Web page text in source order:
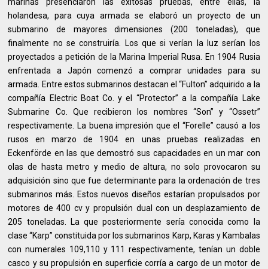
holandesa, para cuya armada se elaboró un proyecto de un
submarino de mayores dimensiones (200 toneladas), que
finalmente no se construiría. Los que si verían la luz serían los
proyectados a petición de la Marina Imperial Rusa. En 1904 Rusia
enfrentada a Japón comenzó a comprar unidades para su
armada. Entre estos submarinos destacan el “Fulton” adquirido a la
compañía Electric Boat Co. y el “Protector” a la compañía Lake
Submarine Co. Que recibieron los nombres “Son” y “Ossetr”
respectivamente. La buena impresión que el “Forelle” causó a los
rusos en marzo de 1904 en unas pruebas realizadas en
Eckenförde en las que demostró sus capacidades en un mar con
olas de hasta metro y medio de altura, no solo provocaron su
adquisición sino que fue determinante para la ordenación de tres
submarinos más. Estos nuevos diseños estarían propulsados por
motores de 400 cv y propulsión dual con un desplazamiento de
205 toneladas. La que posteriormente sería conocida como la
clase “Karp” constituida por los submarinos Karp, Karas y Kambalas
con numerales 109,110 y 111 respectivamente, tenían un doble
casco y su propulsión en superficie corría a cargo de un motor de